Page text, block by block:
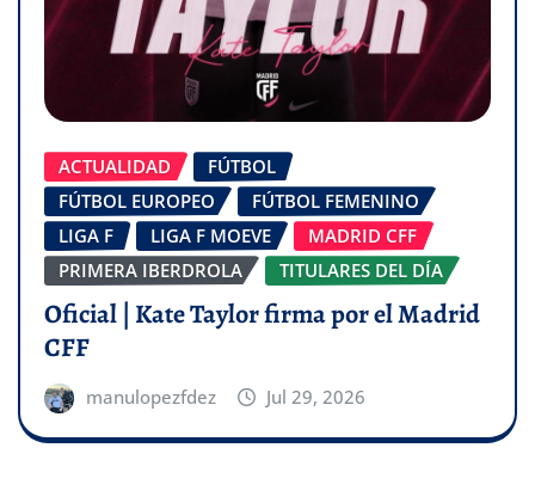
ACTUALIDAD
FÚTBOL
FÚTBOL EUROPEO
FÚTBOL FEMENINO
LIGA F
LIGA F MOEVE
MADRID CFF
PRIMERA IBERDROLA
TITULARES DEL DÍA
Oficial | Kate Taylor firma por el Madrid
CFF
manulopezfdez Jul 29, 2026